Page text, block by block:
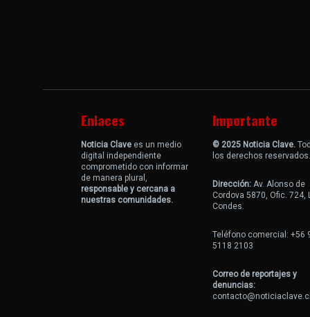
Enlaces
Noticia Clave es un medio
digital independiente
comprometido con informar
de manera plural,
responsable y cercana a
nuestras comunidades.
Importante
© 2025 Noticia Clave.
los derechos reservados.
Dirección: Av. Alonso de
Cordova 5870, Ofic. 724,
Condes.
Teléfono comercial: +56
5118 2103
Correo de reportajes y
denuncias: